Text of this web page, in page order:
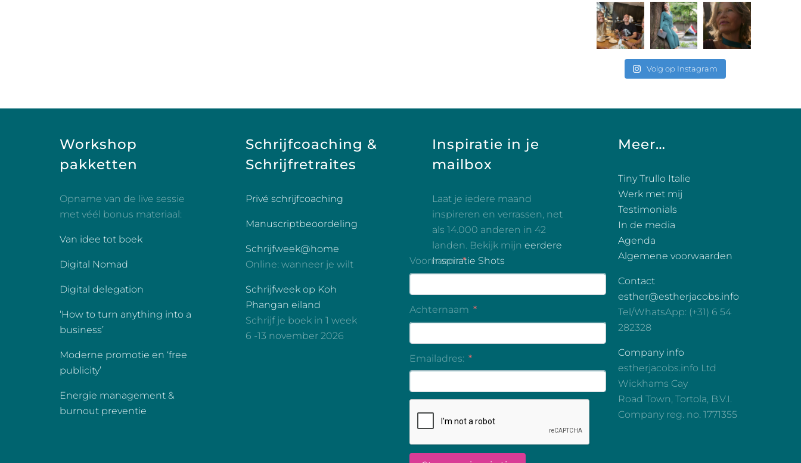
Volg op Instagram
Workshop
pakketten
Opname van de live sessie
met véél bonus materiaal:
Van idee tot boek
Digital Nomad
Digital delegation
‘How to turn anything into a
business’
Moderne promotie en ‘free
publicity’
Energie management &
burnout preventie
Schrijfcoaching &
Schrijfretraites
Privé schrijfcoaching
Manuscriptbeoordeling
Schrijfweek@home
Online: wanneer je wilt
Schrijfweek op Koh
Phangan eiland
Schrijf je boek in 1 week
6 -13 november 2026
Inspiratie in je
mailbox
Laat je iedere maand
inspireren en verrassen, net
als 14.000 anderen in 42
landen. Bekijk mijn eerdere
Inspiratie Shots
Meer…
Tiny Trullo Italie
Werk met mij
Testimonials
In de media
Agenda
Algemene voorwaarden
Contact
esther@estherjacobs.info
Tel/WhatsApp: (+31) 6 54
282328
Company info
estherjacobs.info Ltd
Wickhams Cay
Road Town, Tortola, B.V.I.
Company reg. no. 1771355